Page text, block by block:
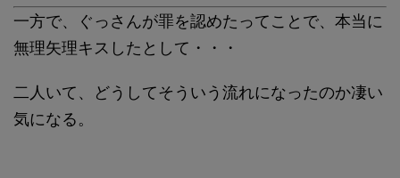
一方で、ぐっさんが罪を認めたってことで、本当に
無理矢理キスしたとして・・・
二人いて、どうしてそういう流れになったのか凄い
気になる。